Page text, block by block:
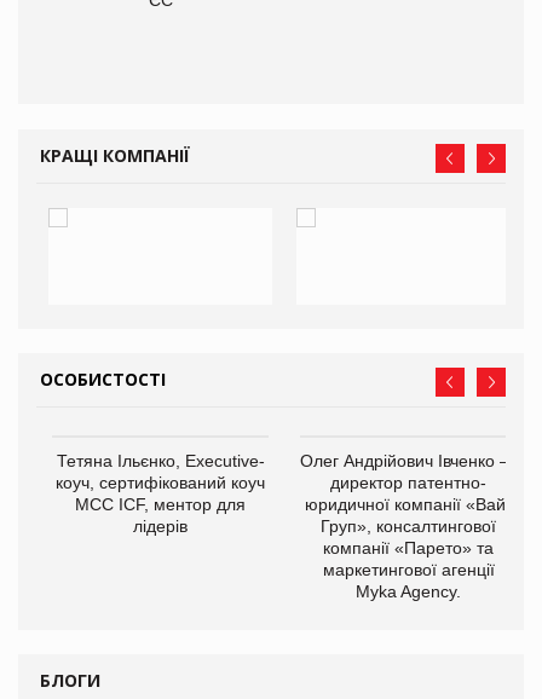
КРАЩІ КОМПАНІЇ
ОСОБИСТОСТІ
Тетяна Ільєнко, Executive-
коуч, сертифікований коуч
МСС ICF, ментор для
лідерів
Олег Андрійович Івченко —
директор патентно-
юридичної компанії «Вайз
Груп», консалтингової
компанії «Парето» та
маркетингової агенції
Myka Agency.
БЛОГИ